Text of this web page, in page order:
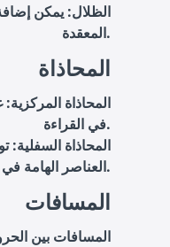
الظلال: يمكن
المعقدة.
المحاذاة
المحاذاة المركزية:
في القراءة.
المحاذاة السفلية:
العناصر الهامة في الفيديو.
المسافات
المسافات بين